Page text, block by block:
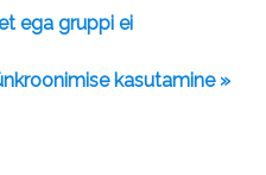
ega gruppi ei
kasutamine »